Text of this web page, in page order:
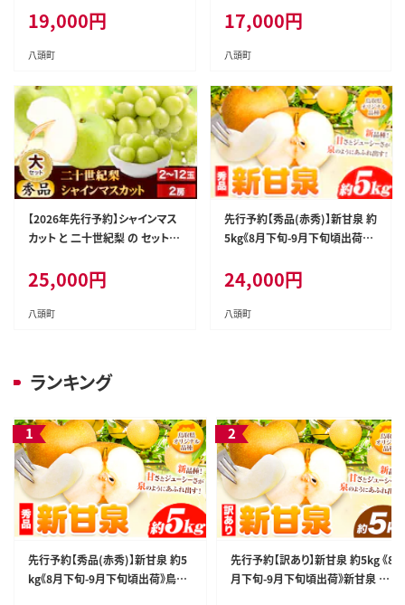
牧場 天美卵 ギフト お菓子 スイ
ーツ お菓子 送料無料 洋菓子 お
菓子 焼き菓子 ---yazu_ons_3_
19,000円
八頭町
頃出荷》鳥取県 八頭町 送料無料
梨 なし ナシ 柿 かき カキ 王秋梨
富有柿 果物 フルーツ ギフト 贈
17,000円
八頭町
【2026年先行予約】シャインマス
カット と 二十世紀梨 の セット
頃出荷予定》鳥取県 八頭町 梨
なし ナシ マスカット 果物 フルー
ツ 秀品 厳選 甘い 果汁 果実 ふ
25,000円
八頭町
先行予約【秀品(赤秀)】新甘泉 約
5kg《8月下旬-9月下旬頃出荷》
ーツ 特産品 秀品 赤秀 贈答用
先行予約 送料無料 果汁 デザー
ト---yazu_zsy_257_5kg---
24,000円
八頭町
ランキング
先行予約【秀品(赤秀)】新甘泉 約5
kg《8月下旬-9月下旬頃出荷》鳥取
先行予約【訳あり】新甘泉 約5kg 《8
月下旬-9月下旬頃出荷》新甘泉 梨